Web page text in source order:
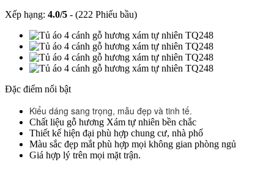
Xếp hạng: 4.0/5 - (222 Phiếu bầu)
Đặc điểm nổi bật
Kiểu dáng sang trọng, mẫu đẹp và tinh tế.
Chất liệu gỗ hương Xám tự nhiên bền chắc
Thiết kế hiện đại phù hợp chung cư, nhà phố
Màu sắc đẹp mắt phù hợp mọi không gian phòng ngủ
Giá hợp lý trên mọi mặt trận.